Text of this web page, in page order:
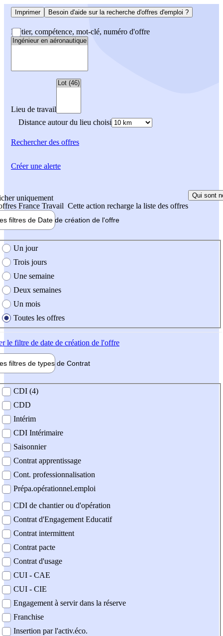
Imprimer Besoin d'aide sur la recherche d'offres d'emploi ?
Métier, compétence, mot-clé, numéro d'offre
Lieu de travail
Distance autour du lieu choisi
Rechercherdes offres
uniquement
France Travail Cette action recharge la liste des offres
Qui sont
filtres de Date de création de l'offre
création de l'offre
Un jour
Trois jours
Une semaine
Deux semaines
Un mois
Toutes les offres
le filtre de date de création de l'offre
filtres de types de Contrat
contrat
CDI (4)
CDD
Intérim
CDI Intérimaire
Saisonnier
Contrat apprentissage
Cont. professionnalisation
Prépa.opérationnel.emploi
CDI de chantier ou d'opération
Contrat d'Engagement Educatif
Contrat intermittent
Contrat pacte
Contrat d'usage
CUI - CAE
CUI - CIE
Engagement à servir dans la réserve
Franchise
Insertion par l'activ.éco.
Créer une alerte